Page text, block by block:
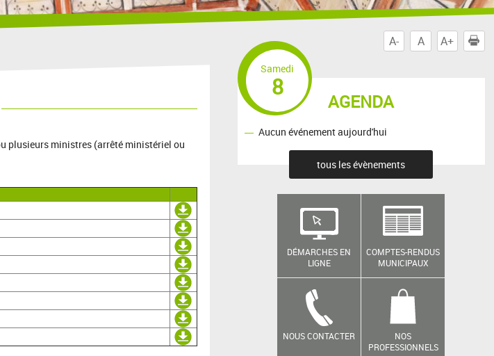
A- A A+
plusieurs ministres (arrêté ministériel ou
AGENDA
Samedi
8
Aucun événement aujourd'hui
tous les évènements
DÉMARCHES EN
LIGNE
COMPTES-RENDUS
MUNICIPAUX
NOUS CONTACTER
NOS
PROFESSIONNELS